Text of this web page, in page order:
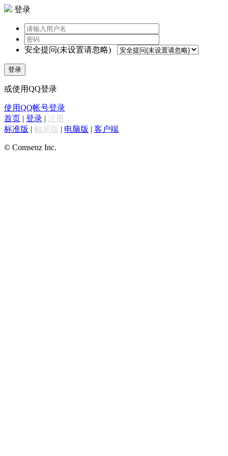
登录
安全提问(未设置请忽略)
登录
或使用QQ登录
使用QQ帐号登录
首页 | 登录 | 注册
标准版 | 触屏版 | 电脑版 | 客户端
© Comsenz Inc.